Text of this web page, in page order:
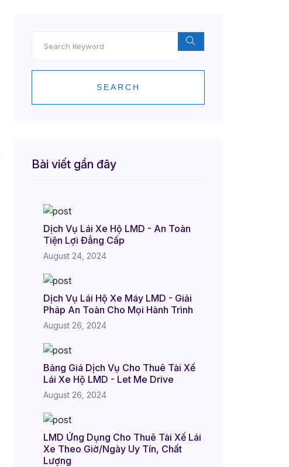
SEARCH
Bài viết gần đây
Dịch Vụ Lái Xe Hộ LMD - An Toàn
Tiện Lợi Đẳng Cấp
August 24, 2024
Dịch Vụ Lái Hộ Xe Máy LMD - Giải
Pháp An Toàn Cho Mọi Hành Trình
August 26, 2024
Bảng Giá Dịch Vụ Cho Thuê Tài Xế
Lái Xe Hộ LMD - Let Me Drive
August 26, 2024
LMD Ứng Dụng Cho Thuê Tài Xế Lái
Xe Theo Giờ/Ngày Uy Tín, Chất
Lượng